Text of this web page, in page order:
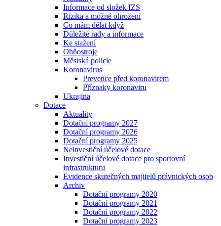
Informace od složek IZS
Rizika a možné ohrožení
Co mám dělat když
Důležité rady a informace
Ke stažení
Ohňostroje
Městská policie
Koronavirus
Prevence před koronavirem
Příznaky koronaviru
Ukrajina
Dotace
Aktuality
Dotační programy 2027
Dotační programy 2026
Dotační programy 2025
Neinvestiční účelové dotace
Investiční účelové dotace pro sportovní
infrastrukturu
Evidence skutečných majitelů právnických osob
Archiv
Dotační programy 2020
Dotační programy 2021
Dotační programy 2022
Dotační programy 2023